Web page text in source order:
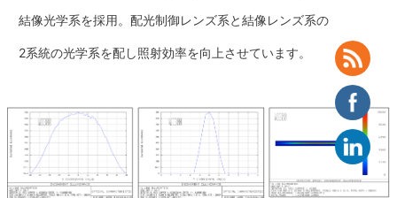
結像光学系を採用。配光制御レンズ系と結像レンズ系の
2系統の光学系を配し照射効率を向上させています。